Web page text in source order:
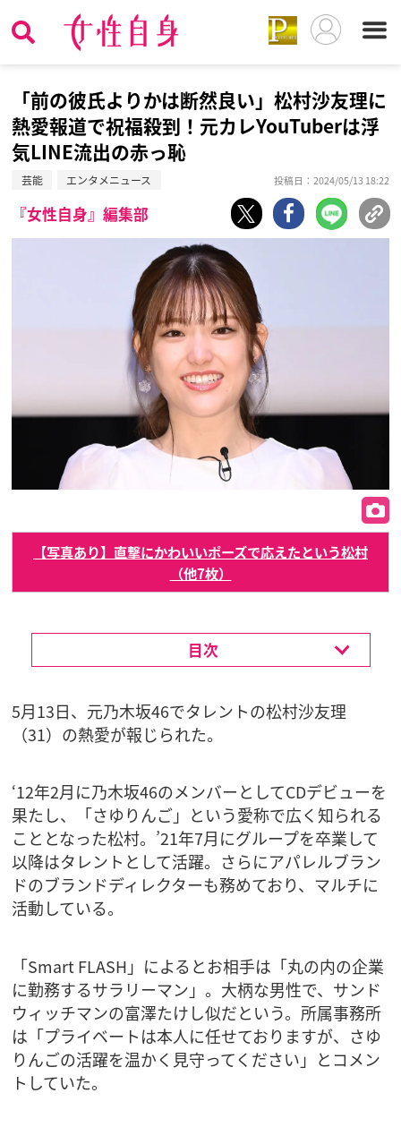
「前の彼氏よりかは断然良い」松村沙友理に
熱愛報道で祝福殺到！元カレYouTuberは浮
気LINE流出の赤っ恥
芸能 エンタメニュース 投稿日：2024/05/13 18:22
『女性自身』編集部
【写真あり】直撃にかわいいポーズで応えたという松村
（他7枚）
目次
5月13日、元乃木坂46でタレントの松村沙友理
（31）の熱愛が報じられた。
‘12年2月に乃木坂46のメンバーとしてCDデビューを
果たし、「さゆりんご」という愛称で広く知られる
こととなった松村。’21年7月にグループを卒業して
以降はタレントとして活躍。さらにアパレルブラン
ドのブランドディレクターも務めており、マルチに
活動している。
「Smart FLASH」によるとお相手は「丸の内の企業
に勤務するサラリーマン」。大柄な男性で、サンド
ウィッチマンの富澤たけし似だという。所属事務所
は「プライベートは本人に任せておりますが、さゆ
りんごの活躍を温かく見守ってください」とコメン
トしていた。